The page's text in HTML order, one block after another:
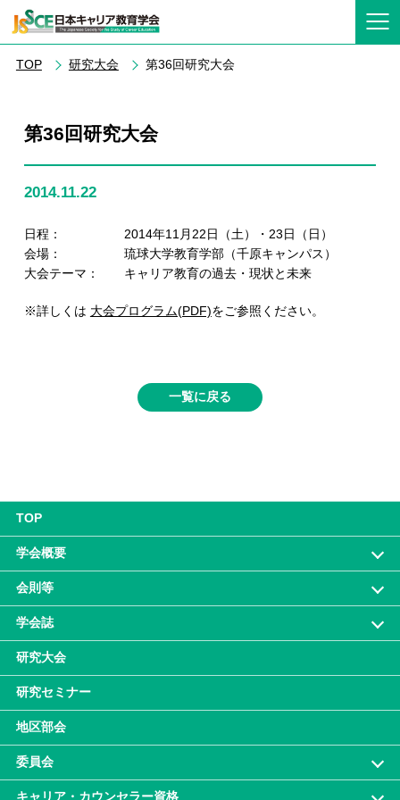
TOP 研究大会 第36回研究大会
第36回研究大会
2014.11.22
日程： 2014年11月22日（土）・23日（日）
会場： 琉球大学教育学部（千原キャンパス）
大会テーマ： キャリア教育の過去・現状と未来
※詳しくは 大会プログラム(PDF)をご参照ください。
一覧に戻る
TOP
学会概要
会則等
学会誌
研究大会
研究セミナー
地区部会
委員会
キャリア・カウンセラー資格